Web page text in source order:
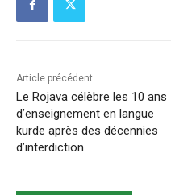
Article précédent
Le Rojava célèbre les 10 ans
d’enseignement en langue
kurde après des décennies
d’interdiction